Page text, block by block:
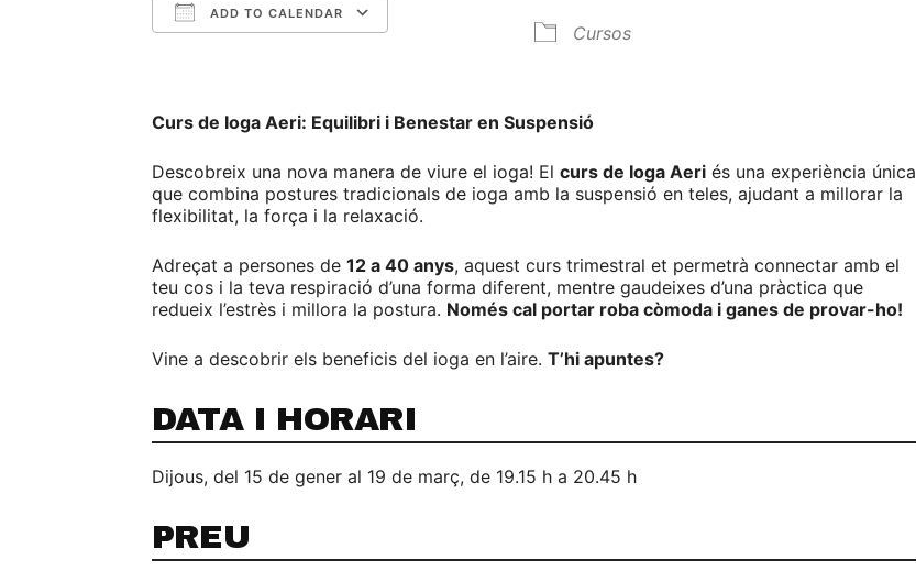
ADD TO CALENDAR
Cursos
Curs de Ioga Aeri: Equilibri i Benestar en Suspensió
Descobreix una nova manera de viure el ioga! El curs de Ioga Aeri és una experiència única
que combina postures tradicionals de ioga amb la suspensió en teles, ajudant a millorar la
flexibilitat, la força i la relaxació.
Adreçat a persones de 12 a 40 anys, aquest curs trimestral et permetrà connectar amb el
teu cos i la teva respiració d’una forma diferent, mentre gaudeixes d’una pràctica que
redueix l’estrès i millora la postura. Només cal portar roba còmoda i ganes de provar-ho!
Vine a descobrir els beneficis del ioga en l’aire. T’hi apuntes?
DATA I HORARI
Dijous, del 15 de gener al 19 de març, de 19.15 h a 20.45 h
PREU